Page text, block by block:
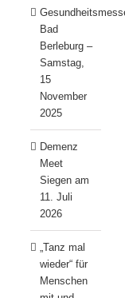
Bad
Berleburg –
Samstag,
15
November
2025
Demenz
Meet
Siegen am
11. Juli
2026
„Tanz mal
wieder“ für
Menschen